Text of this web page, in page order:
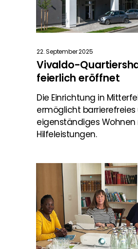
22. September 2025
Vivaldo-
feierlich eröffnet
Die Einrichtung in
ermöglicht barrierefreies
eigenständiges
Hilfeleistungen.